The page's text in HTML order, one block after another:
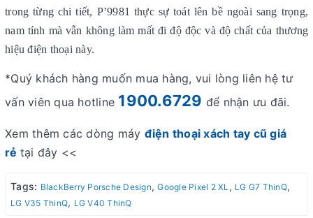
trong từng chi tiết, P’9981 thực sự toát lên bề ngoài sang trọng,
nam tính mà vẫn không làm mất đi độ độc và độ chất của thương
hiệu điện thoại này.
*Quý khách hàng muốn mua hàng, vui lòng liên hệ tư
vấn viên qua hotline 1900.6729 để nhận ưu đãi.
Xem thêm các dòng máy điện thoại xách tay cũ giá
rẻ tại đây <<
Tags: BlackBerry Porsche Design,Google Pixel 2 XL, LG G7 ThinQ,
LG V35 ThinQ, LG V40 ThinQ